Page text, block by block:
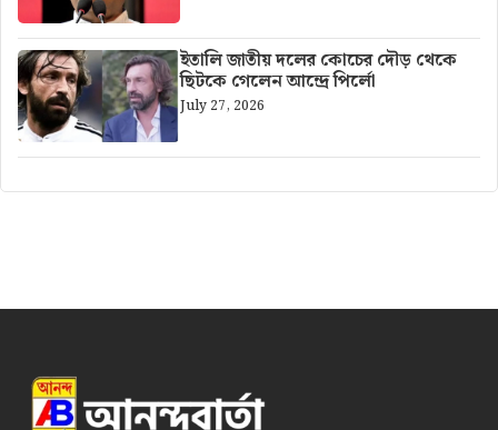
ইতালি জাতীয় দলের কোচের দৌড় থেকে
ছিটকে গেলেন আন্দ্রে পির্লো
July 27, 2026